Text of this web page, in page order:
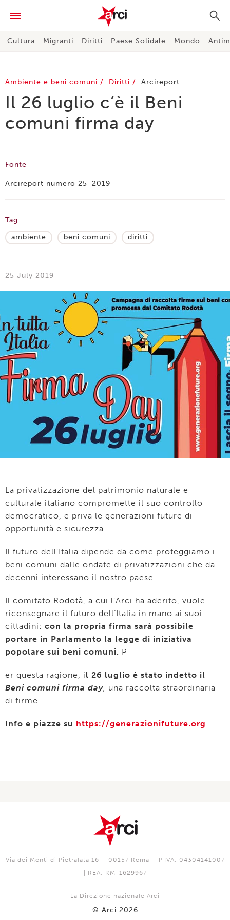
Cultura Migranti Diritti Paese Solidale Mondo
Ambiente e beni comuni Diritti Arcireport
Il 26 luglio c’è il Beni
comuni firma day
Fonte
Arcireport numero 25_2019
Tag
ambiente
beni comuni diritti
25 July 2019
La privatizzazione del patrimonio naturale e
culturale italiano compromette il suo controllo
democratico, e priva le generazioni future di
opportunità e sicurezza.
Il futuro dell’Italia dipende da come proteggiamo i
beni comuni dalle ondate di privatizzazioni che da
decenni interessano il nostro paese.
Il comitato Rodotà, a cui l’Arci ha aderito, vuole
riconsegnare il futuro dell’Italia in mano ai suoi
cittadini: con la propria firma sarà possibile
portare in Parlamento la legge di iniziativa
popolare sui beni comuni. P
er questa ragione, il 26 luglio è stato indetto il
Beni comuni firma day, una raccolta straordinaria
di firme.
Info e piazze su https://generazionifuture.org
Via dei Monti di Pietralata 16 – 00157 Roma – P.IVA: 04304141007
| REA: RM-1629967
La Direzione nazionale Arci
© Arci 2026